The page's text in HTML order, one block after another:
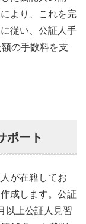
より、これを完
従い、公証人手
の手数料を支
ポート
が在籍してお
成します。公証
以上公証人見習